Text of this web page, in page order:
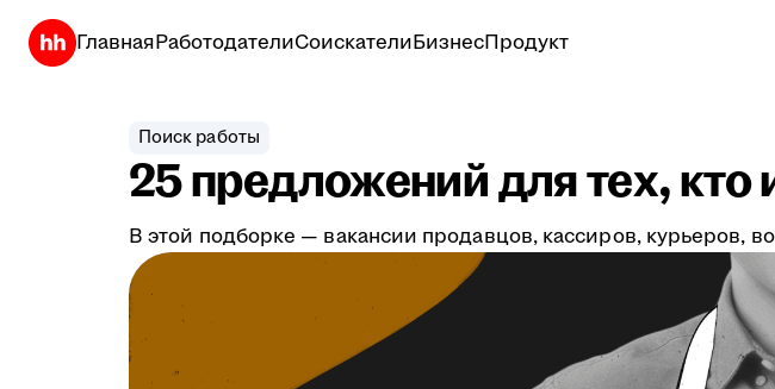
ГлавнаяРаботодателиСоискателиБизнесПродукт
Поиск работы
25 предложений для тех, кто
В этой подборке — вакансии продавцов, кассиров, курьеров,